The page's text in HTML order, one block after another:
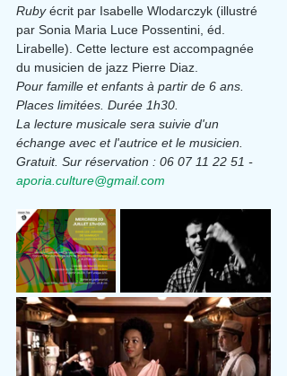
Ruby écrit par Isabelle Wlodarczyk (illustré
par Sonia Maria Luce Possentini, éd.
Lirabelle). Cette lecture est accompagnée
du musicien de jazz Pierre Diaz.
Pour famille et enfants à partir de 6 ans.
Places limitées. Durée 1h30.
La lecture musicale sera suivie d'un
échange avec et l'autrice et le musicien.
Gratuit. Sur réservation : 06 07 11 22 51 -
aporia.culture@gmail.com